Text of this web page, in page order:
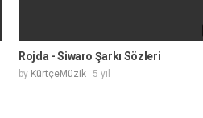
Rojda - Siwaro Şarkı Sözleri
by KürtçeMüzik 5 yıl